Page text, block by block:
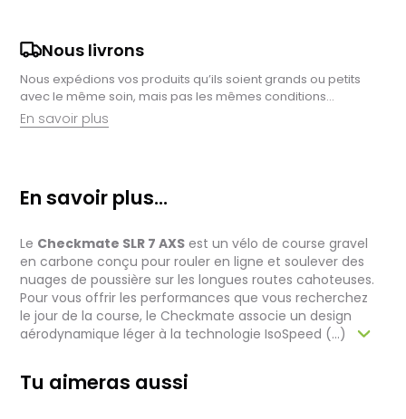
Nous livrons
Nous expédions vos produits qu’ils soient grands ou petits
avec le même soin, mais pas les mêmes conditions…
En savoir plus
achats à domicile, mais il est encore plus gratifiant de vous
accueillir en magasin. Commandez en ligne et récupérez vos
Pensez à préciser le lieu de retrait lors de votre commande,
et nous vous informerons dès que vos articles seront prêts à
être récupérés.
Livraison de vélos complets :
Après des réglages minutieux effectués par nos techniciens,
votre vélo est soigneusement emballé dans un carton conçu
Pour les vélos en stock, le délai total, incluant la réception, le
contrôle et l'expédition est en moyenne d’une à deux
En savoir plus...
Le Checkmate SLR 7 AXSest un vélo de course gravel
en carbone conçu pour rouler en ligne et soulever des
nuages de poussière sur les longues routes cahoteuses.
Pour vous offrir les performances que vous recherchez
le jour de la course, le Checkmate associe un design
aérodynamique léger à la technologie IsoSpeed (...)
Tu aimeras aussi